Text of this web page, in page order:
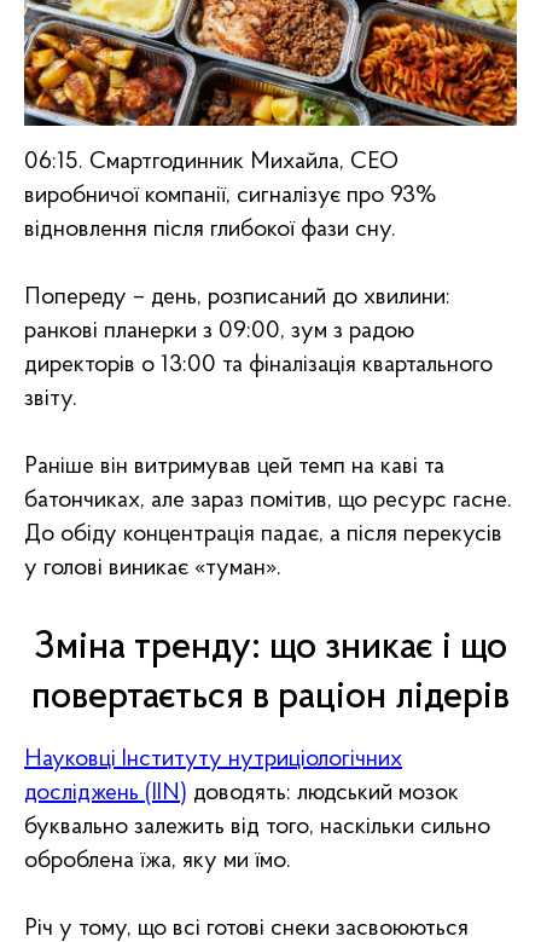
06:15. Смартгодинник Михайла, СЕО
виробничої компанії, сигналізує про 93%
відновлення після глибокої фази сну.
Попереду – день, розписаний до хвилини:
ранкові планерки з 09:00, зум з радою
директорів о 13:00 та фіналізація квартального
звіту.
Раніше він витримував цей темп на каві та
батончиках, але зараз помітив, що ресурс гасне.
До обіду концентрація падає, а після перекусів
у голові виникає «туман».
Зміна тренду: що зникає і що
повертається в раціон лідерів
Науковці Інституту нутриціологічних
досліджень (IIN) доводять: людський мозок
буквально залежить від того, наскільки сильно
оброблена їжа, яку ми їмо.
Річ у тому, що всі готові снеки засвоюються